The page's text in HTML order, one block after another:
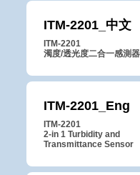
ITM-2201_中文
ITM-2201
濁度/透光度二合一感測器
ITM-2201_Eng
ITM-2201
2-in 1 Turbidity and
Transmittance Sensor